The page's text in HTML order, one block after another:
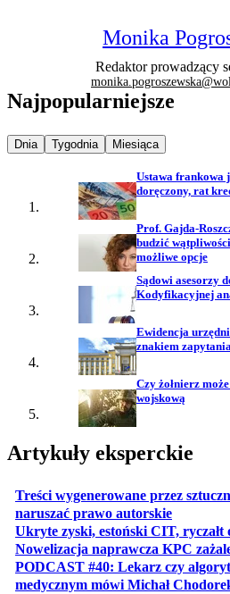
Monika
Redaktor prowadzący
Najpopularniejsze
Najpopularniejsze wiadomości z
Dnia Najpopularniejsze wiadomości z
Tygodnia Najpopularniejsze
Miesiąca
Ustawa frankowa
doręczony, rat
Prof. Gajda-
budzić
możliwe opcje
Sądowi asesorzy
Kodyfikacyjnej
Ewidencja
znakiem
Czy żołnierz
wojskową
Artykuły eksperckie
Treści wygenerowane przez
naruszać prawo autorskieotwiera
Ukryte zyski, estoński CIT, ryczałt
Nowelizacja naprawcza KPC
PODCAST #40: Lekarz czy
medycznym mówi Michał